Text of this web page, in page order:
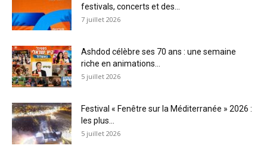
festivals, concerts et des...
7 juillet 2026
Ashdod célèbre ses 70 ans : une semaine
riche en animations...
5 juillet 2026
Festival « Fenêtre sur la Méditerranée » 2026 :
les plus...
5 juillet 2026